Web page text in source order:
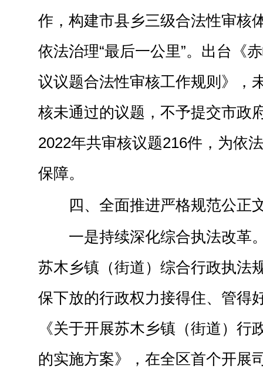
作，构建市县乡三级合法性审核
依法治理“最后一公里”。出台《
议议题合法性审核工作规则》，
核未通过的议题，不予提交市政
2022年共审核议题216件，为依
保障。
四、 全面推进严格规范公正
一是持续深化综合执法改革
苏木乡镇（街道）综合行政执法
保下放的行政权力接得住、管得
《关于开展苏木乡镇（街道）行
的实施方案》， 在全区首个开展